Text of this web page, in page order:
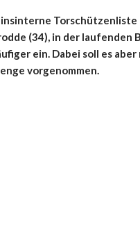
Torschützenliste
(34), in der laufenden
ein. Dabei soll es
vorgenommen.